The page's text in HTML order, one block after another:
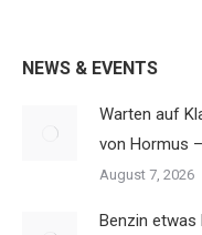
NEWS & EVENTS
Warten auf
von Hormus
August 7, 2026
Benzin etwas